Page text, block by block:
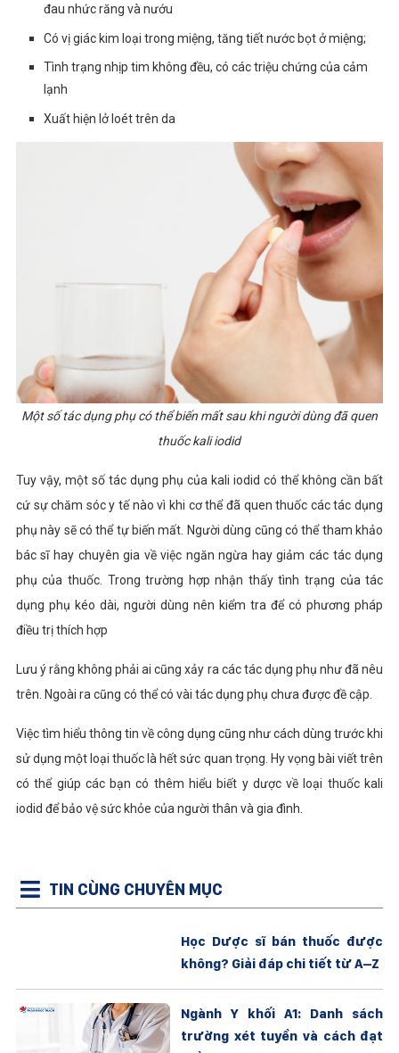
đau nhức răng và nướu
Có vị giác kim loại trong miệng, tăng tiết nước bọt ở miệng;
Tình trạng nhịp tim không đều, có các triệu chứng của cảm
lạnh
Xuất hiện lở loét trên da
Một số tác dụng phụ có thể biến mất sau khi người dùng đã quen
thuốc kali iodid
Tuy vậy, một số tác dụng phụ của kali iodid có thể không cần bất
cứ sự chăm sóc y tế nào vì khi cơ thể đã quen thuốc các tác dụng
phụ này sẽ có thể tự biến mất. Người dùng cũng có thể tham khảo
bác sĩ hay chuyên gia về việc ngăn ngừa hay giảm các tác dụng
phụ của thuốc. Trong trường hợp nhận thấy tình trạng của tác
dụng phụ kéo dài, người dùng nên kiểm tra để có phương pháp
điều trị thích hợp
Lưu ý rằng không phải ai cũng xảy ra các tác dụng phụ như đã nêu
trên. Ngoài ra cũng có thể có vài tác dụng phụ chưa được đề cập.
Việc tìm hiểu thông tin về công dụng cũng như cách dùng trước khi
sử dụng một loại thuốc là hết sức quan trọng. Hy vọng bài viết trên
có thể giúp các bạn có thêm hiểu biết y dược về loại thuốc kali
iodid để bảo vệ sức khỏe của người thân và gia đình.
TIN CÙNG CHUYÊN MỤC
Học Dược sĩ bán thuốc được
không? Giải đáp chi tiết từ A–Z
Ngành Y khối A1: Danh sách
trường xét tuyển và cách đạt